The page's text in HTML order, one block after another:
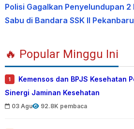
Polisi Gagalkan Penyelundupan 2
Sabu di Bandara SSK II Pekanbaru
🔥 Popular Minggu Ini
1
Kemensos dan BPJS Kesehatan
Sinergi Jaminan Kesehatan
03 Agu 92.8K pembaca